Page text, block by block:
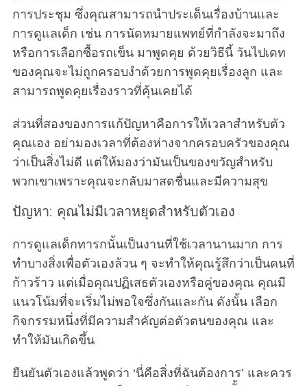
การประชุม ซึ่งคุณสามารถนำประเด็นเรื่องบ้านและ
การดูแลเด็ก เช่น การนัดหมายแพทย์ที่กำลังจะมาถึง
หรือการเลือกซื้อรถเข็น มาพูดคุย ด้วยวิธีนี้ วันไปเดท
ของคุณจะไม่ถูกครอบงำด้วยการพูดคุยเรื่องลูก และ
สามารถพูดคุยเรื่องราวที่คุ้นเคยได้
ส่วนที่สองของการแก้ปัญหาคือการให้เวลาสำหรับตัว
คุณเอง อย่ามองเวลาที่ต้องห่างจากครอบครัวของคุณ
ว่าเป็นสิ่งไม่ดี แต่ให้มองว่ามันเป็นของขวัญสำหรับ
พวกเขาเพราะคุณจะกลับมาสดชื่นและมีความสุข
ปัญหา: คุณไม่มีเวลาหยุดสำหรับตัวเอง
การดูแลเด็กทารกนั้นเป็นงานที่ใช้เวลานานมาก การ
ทำบางสิ่งเพื่อตัวเองล้วน ๆ จะทำให้คุณรู้สึกว่าเป็นคนที่
ก้าวร้าว แต่เมื่อคุณปฏิเสธตัวเองหรือคู่ของคุณ คุณมี
แนวโน้มที่จะเริ่มไม่พอใจซึ่งกันและกัน ดังนั้น เลือก
กิจกรรมหนึ่งที่มีความสำคัญต่อตัวตนของคุณ และ
ทำให้มันเกิดขึ้น
ยืนยันตัวเองแล้วพูดว่า ‘นี่คือสิ่งที่ฉันต้องการ’ และควร